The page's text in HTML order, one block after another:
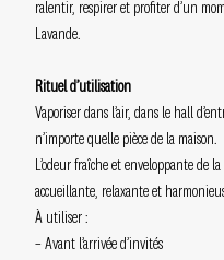
ralentir, respirer et profiter d’un
Lavande.
Rituel d’utilisation
Vaporiser dans l’air, dans le hall
n’importe quelle pièce de la maison.
L’odeur fraîche et enveloppante de
accueillante, relaxante et
À utiliser :
– Avant l’arrivée d’invités